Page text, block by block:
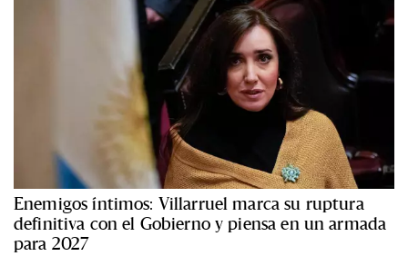
Enemigos íntimos: Villarruel marca su ruptura
definitiva con el Gobierno y piensa en un armada
para 2027